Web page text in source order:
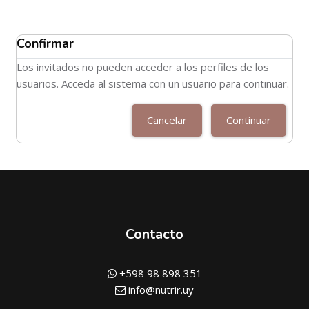
Confirmar
Los invitados no pueden acceder a los perfiles de los
usuarios. Acceda al sistema con un usuario para continuar.
Cancelar Continuar
Contacto
+598 98 898 351
info@nutrir.uy